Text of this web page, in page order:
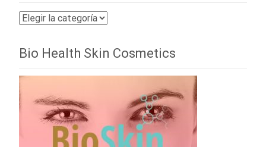
Categorías
Bio Health Skin Cosmetics